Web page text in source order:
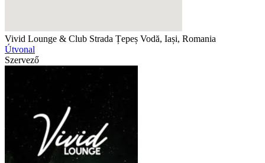
Vivid Lounge & Club Strada Țepeș Vodă, Iași, Romania
Útvonal
Szervező